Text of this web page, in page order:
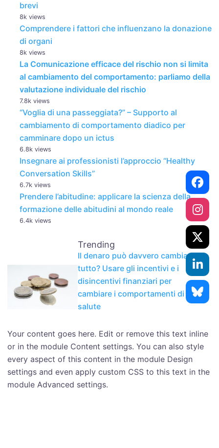
brevi
8k views
Comprendere i fattori che influenzano la donazione
di organi
8k views
La Comunicazione efficace del rischio non si limita
al cambiamento del comportamento: parliamo della
valutazione individuale del rischio
7.8k views
“Voglia di una passeggiata?” – Supporto al
cambiamento di comportamento diadico per
camminare dopo un ictus
6.8k views
Insegnare ai professionisti l’approccio “Healthy
Conversation Skills”
6.7k views
Prendere l’abitudine: applicare la scienza della
formazione delle abitudini al mondo reale
6.4k views
Trending
Il denaro può davvero cambiare
tutto? Usare gli incentivi e i
disincentivi finanziari per
cambiare i comportamenti di
salute
Your content goes here. Edit or remove this text inline
or in the module Content settings. You can also style
every aspect of this content in the module Design
settings and even apply custom CSS to this text in the
module Advanced settings.